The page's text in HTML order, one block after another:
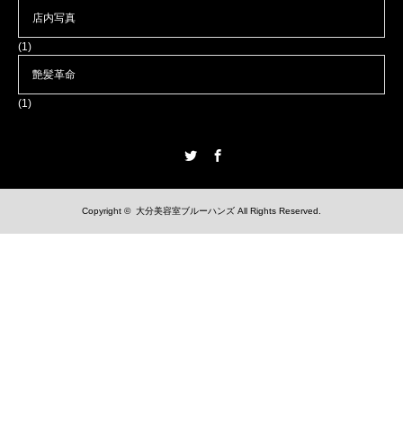
店内写真
(1)
艶髪革命
(1)
Copyright © 大分美容室ブルーハンズ All Rights Reserved.